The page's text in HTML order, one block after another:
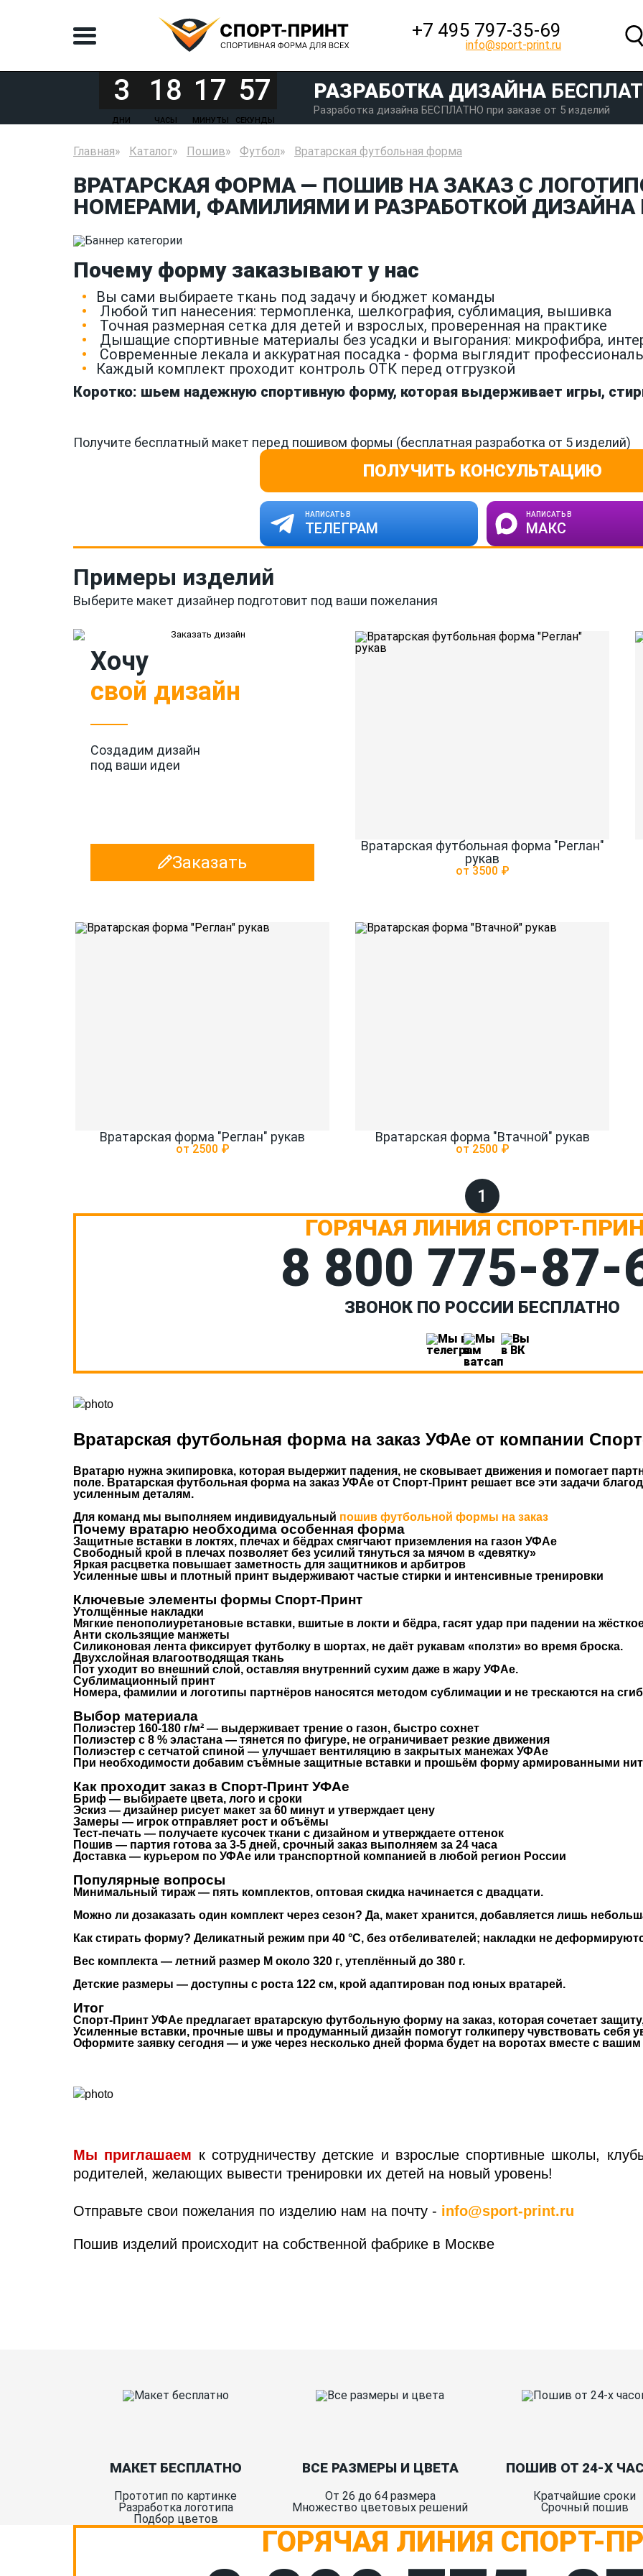
+7 495 797‑35-69
info@sport-print.ru
3
ДНИ
18
ЧАСЫ
17
МИНУТЫ
57
СЕКУНДЫ
РАЗРАБОТКА ДИЗАЙНА
Разработка дизайна БЕСПЛАТНО при заказе от 5 изделий
Главная Каталог Пошив Футбол Вратарская футбольная форма
ВРАТАРСКАЯ ФОРМА — ПОШИВ НА ЗАКАЗ С
НОМЕРАМИ, ФАМИЛИЯМИ И РАЗРАБОТКОЙ ДИЗАЙНА
Почему форму заказывают у нас
Вы сами выбираете ткань под задачу и бюджет команды
Любой тип нанесения: термопленка, шелкография, сублимация, вышивка
Точная размерная сетка для детей и взрослых, проверенная на практике
Дышащие спортивные материалы без усадки и выгорания: микрофибра,
Современные лекала и аккуратная посадка - форма выглядит
Каждый комплект проходит контроль ОТК перед отгрузкой
Коротко: шьем надежную спортивную форму, которая выдерживает игры,
Получите бесплатный макет перед пошивом формы (бесплатная разработка от 5 изделий)
ПОЛУЧИТЬ КОНСУЛЬТАЦИЮ
НАПИСАТЬ В
ТЕЛЕГРАМ
НАПИСАТЬ В
МАКС
Примеры изделий
Выберите макет дизайнер подготовит под ваши пожелания
Хочу
свой дизайн
Создадим дизайн
под ваши идеи
Заказать
Вратарская футбольная форма "Реглан"
рукав
от 3500 ₽
Вратарская форма "Реглан" рукав
от 2500 ₽
Вратарская форма "Втачной" рукав
от 2500 ₽
1
ГОРЯЧАЯ ЛИНИЯ СПОРТ-
8 800 775‑87-
ЗВОНОК ПО РОССИИ БЕСПЛАТНО
Вратарская футбольная форма на заказ УФАе от компании
Вратарю нужна экипировка, которая выдержит падения, не сковывает движения и помогает
поле. Вратарская футбольная форма на заказ УФАе от Спорт-Принт решает все эти задачи
усиленным деталям.
Для команд мы выполняем индивидуальный пошив футбольной формы на заказ
Почему вратарю необходима особенная форма
Защитные вставки в локтях, плечах и бёдрах смягчают приземления на газон УФАе
Свободный крой в плечах позволяет без усилий тянуться за мячом в «девятку»
Яркая расцветка повышает заметность для защитников и арбитров
Усиленные швы и плотный принт выдерживают частые стирки и интенсивные тренировки
Ключевые элементы формы Спорт-Принт
Утолщённые накладки
Мягкие пенополиуретановые вставки, вшитые в локти и бёдра, гасят удар при падении на
Анти скользящие манжеты
Силиконовая лента фиксирует футболку в шортах, не даёт рукавам «ползти» во время броска.
Двухслойная влагоотводящая ткань
Пот уходит во внешний слой, оставляя внутренний сухим даже в жару УФАе.
Сублимационный принт
Номера, фамилии и логотипы партнёров наносятся методом сублимации и не трескаются на
Выбор материала
Полиэстер 160-180 г/м² — выдерживает трение о газон, быстро сохнет
Полиэстер с 8 % эластана — тянется по фигуре, не ограничивает резкие движения
Полиэстер с сетчатой спиной — улучшает вентиляцию в закрытых манежах УФАе
При необходимости добавим съёмные защитные вставки и прошьём форму армированными
Как проходит заказ в Спорт-Принт УФАе
Бриф — выбираете цвета, лого и сроки
Эскиз — дизайнер рисует макет за 60 минут и утверждает цену
Замеры — игрок отправляет рост и объёмы
Тест-печать — получаете кусочек ткани с дизайном и утверждаете оттенок
Пошив — партия готова за 3-5 дней, срочный заказ выполняем за 24 часа
Доставка — курьером по УФАе или транспортной компанией в любой регион России
Популярные вопросы
Минимальный тираж— пять комплектов, оптовая скидка начинается с двадцати.
Можно ли дозаказать один комплект через сезон? Да, макет хранится, добавляется лишь
Как стирать форму? Деликатный режим при 40 °C, без отбеливателей; накладки не
Вес комплекта — летний размер M около 320 г, утеплённый до 380 г.
Детские размеры — доступны с роста 122 см, крой адаптирован под юных вратарей.
Итог
Спорт-Принт УФАе предлагает вратарскую футбольную форму на заказ, которая сочетает
Усиленные вставки, прочные швы и продуманный дизайн помогут голкиперу чувствовать себя
Оформите заявку сегодня — и уже через несколько дней форма будет на воротах вместе с
Мы приглашаем к сотрудничеству детские и взрослые спортивные школы,
родителей, желающих вывести тренировки их детей на новый уровень!
Отправьте свои пожелания по изделию нам на почту - info@sport-print.ru
Пошив изделий происходит на собственной фабрике в Москве
МАКЕТ БЕСПЛАТНО
Прототип по картинке
Разработка логотипа
Подбор цветов
ВСЕ РАЗМЕРЫ И ЦВЕТА
От 26 до 64 размера
Множество цветовых решений
ПОШИВ ОТ 24-Х
Кратчайшие сроки
Срочный пошив
ГОРЯЧАЯ ЛИНИЯ СПОРТ-